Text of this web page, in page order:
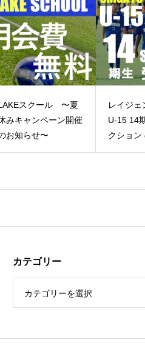
レイジェンド滋賀FC
U-15 14期生 入団セレ
クション のお知らせ
JFA高
カテゴリー
カテゴリーを選択